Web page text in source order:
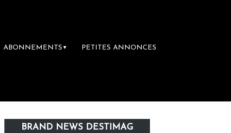
ABONNEMENTS ▼ PETITES ANNONCES
Le groupe Sainte-Claire rachète Eden
BRAND NEWS DESTIMAG